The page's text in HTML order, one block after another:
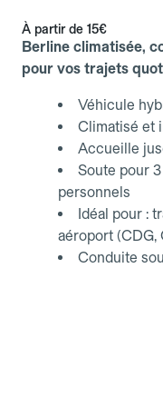
À partir de 15€
Berline climatisée,
pour vos trajets
Véhicule
Climatisé et
Accueille
Soute pour
personnels
Idéal pour :
aéroport (CDG,
Conduite